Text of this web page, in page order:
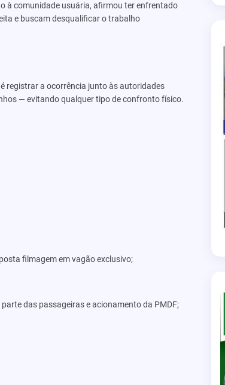
à comunidade usuária, afirmou ter enfrentado
e buscam desqualificar o trabalho
registrar a ocorrência junto às autoridades
— evitando qualquer tipo de confronto físico.
filmagem em vagão exclusivo;
das passageiras e acionamento da PMDF;